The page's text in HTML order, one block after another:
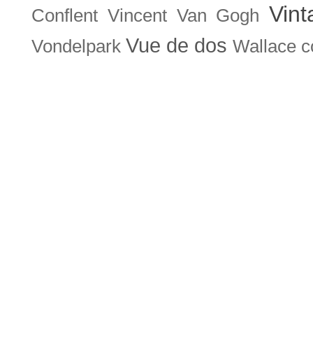
Conflent Vincent Van Gogh
Vondelpark Vue de dos Wallace